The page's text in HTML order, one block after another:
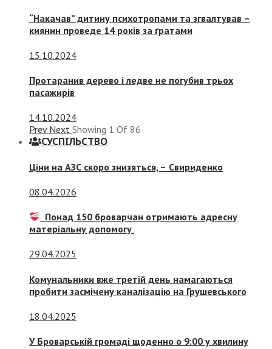
“Накачав” дитину психотропами та згвалтував –
киянин проведе 14 років за ґратами
15.10.2024
Протаранив дерево і ледве не погубив трьох
пасажирів
14.10.2024
Prev Next Showing 1 Of 86
СУСПIЛЬСТВО
Ціни на АЗС скоро знизяться, – Свириденко
08.04.2026
Понад 150 броварчан отримають адресну
матеріальну допомогу
29.04.2025
Комунальники вже третій день намагаються
пробити засмічену каналізацію на Грушевського
18.04.2025
У Броварській громаді щоденно о 9:00 у хвилину